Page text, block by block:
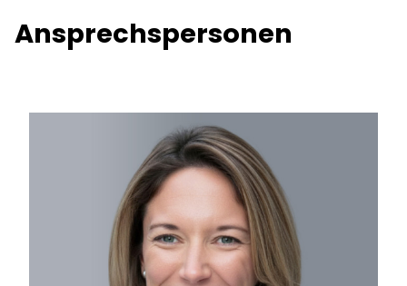
Ansprechspersonen